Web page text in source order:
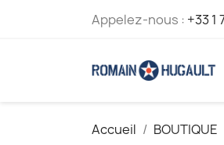
Appelez-nous : +33 1
Accueil BOUTIQUE